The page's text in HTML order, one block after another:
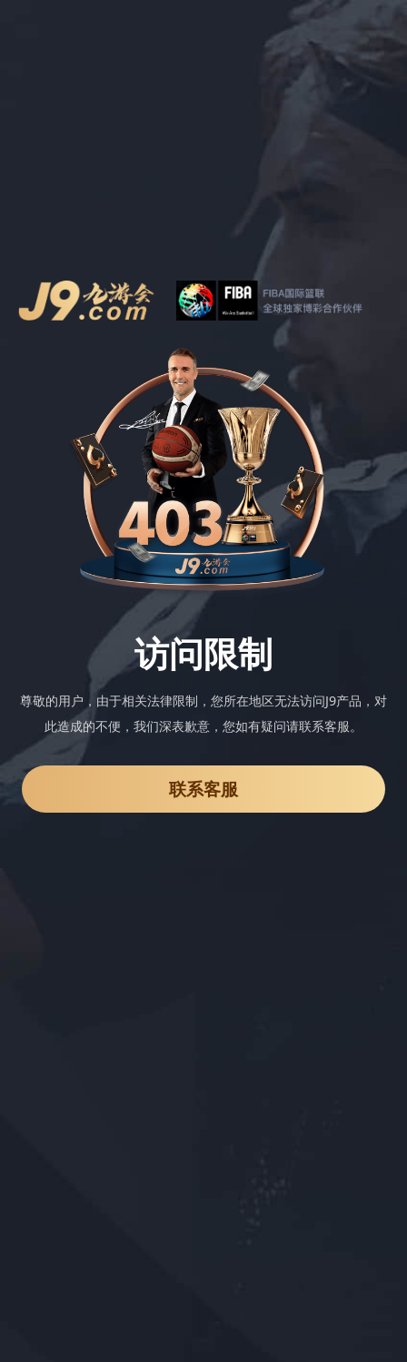
访问限制
尊敬的用户，由于相关法律限制，您所在地区无法访问J9产品，对
此造成的不便，我们深表歉意，您如有疑问请联系客服。
联系客服